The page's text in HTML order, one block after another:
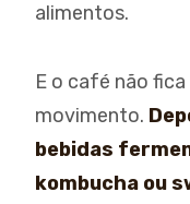
alimentos.
E o café não
movimento.
bebidas
kombucha ou